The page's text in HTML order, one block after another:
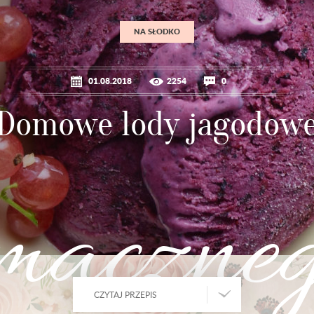
NA SŁODKO
01.08.2018 2254 0
lody
CZYTAJ PRZEPIS